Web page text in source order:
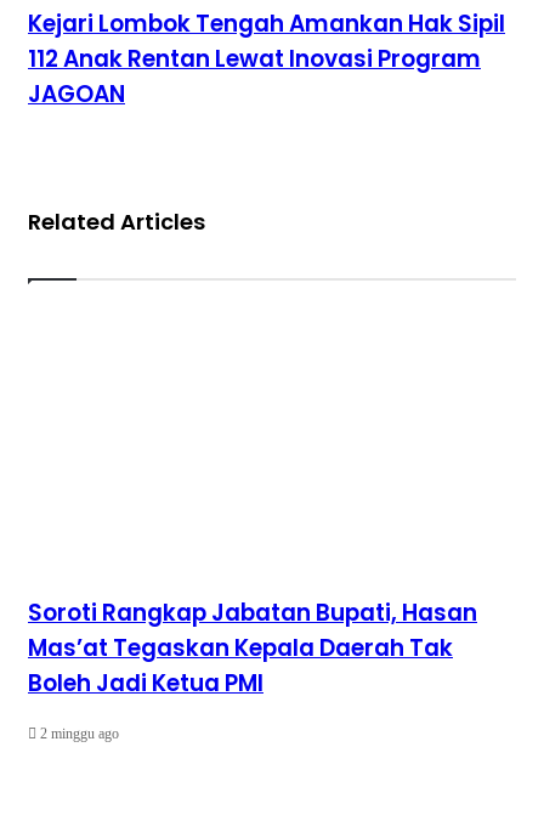
Kejari Lombok Tengah Amankan Hak Sipil
112 Anak Rentan Lewat Inovasi Program
JAGOAN
Related Articles
Soroti Rangkap Jabatan Bupati, Hasan
Mas’at Tegaskan Kepala Daerah Tak
Boleh Jadi Ketua PMI
2 minggu ago